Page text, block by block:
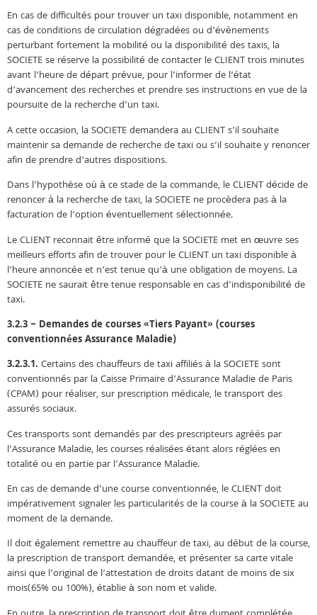
En cas de difficultés pour trouver un taxi disponible, notamment en
cas de conditions de circulation dégradées ou d’évènements
perturbant fortement la mobilité ou la disponibilité des taxis, la
SOCIETE se réserve la possibilité de contacter le CLIENT trois minutes
avant l’heure de départ prévue, pour l’informer de l’état
d’avancement des recherches et prendre ses instructions en vue de la
poursuite de la recherche d’un taxi.
A cette occasion, la SOCIETE demandera au CLIENT s’il souhaite
maintenir sa demande de recherche de taxi ou s’il souhaite y renoncer
afin de prendre d’autres dispositions.
Dans l’hypothèse où à ce stade de la commande, le CLIENT décide de
renoncer à la recherche de taxi, la SOCIETE ne procèdera pas à la
facturation de l’option éventuellement sélectionnée.
Le CLIENT reconnait être informé que la SOCIETE met en œuvre ses
meilleurs efforts afin de trouver pour le CLIENT un taxi disponible à
l’heure annoncée et n’est tenue qu’à une obligation de moyens. La
SOCIETE ne saurait être tenue responsable en cas d’indisponibilité de
taxi.
3.2.3 – Demandes de courses «Tiers Payant» (courses
conventionnées Assurance Maladie)
3.2.3.1. Certains des chauffeurs de taxi affiliés à la SOCIETE sont
conventionnés par la Caisse Primaire d’Assurance Maladie de Paris
(CPAM) pour réaliser, sur prescription médicale, le transport des
assurés sociaux.
Ces transports sont demandés par des prescripteurs agréés par
l’Assurance Maladie, les courses réalisées étant alors réglées en
totalité ou en partie par l’Assurance Maladie.
En cas de demande d’une course conventionnée, le CLIENT doit
impérativement signaler les particularités de la course à la SOCIETE au
moment de la demande.
Il doit également remettre au chauffeur de taxi, au début de la course,
la prescription de transport demandée, et présenter sa carte vitale
ainsi que l’original de l’attestation de droits datant de moins de six
mois(65% ou 100%), établie à son nom et valide.